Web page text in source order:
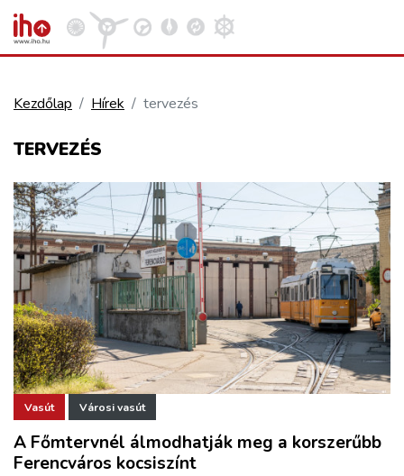
KÖZÚT
REPÜLÉS
KÖZLEKEDÉSFEJLESZTÉS
ELLÁTÁSI LÁNC
ZÖLDÚT
HAJÓZÁS
Kezdőlap Hírek tervezés
TERVEZÉS
Vasút Városi vasút
A Főmtervnél álmodhatják meg a korszerűbb
Ferencváros kocsiszínt